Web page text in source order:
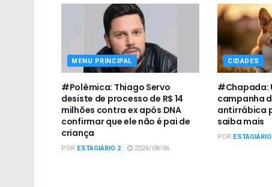
MENU PRINCIPAL
#Polêmica: Thiago Servo
desiste de processo de R$ 14
milhões contra ex após DNA
confirmar que ele não é pai de
criança
POR ESTAGIÁRIO 2 2026/08/06
CIDADES
#Chapada:
campanha
antirrábica
saiba mais
POR